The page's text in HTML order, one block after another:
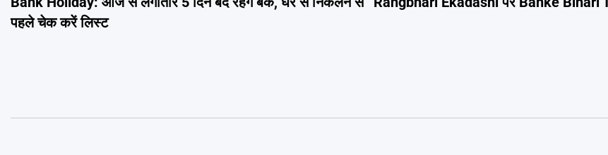
navigation
पहले चेक करें लिस्ट